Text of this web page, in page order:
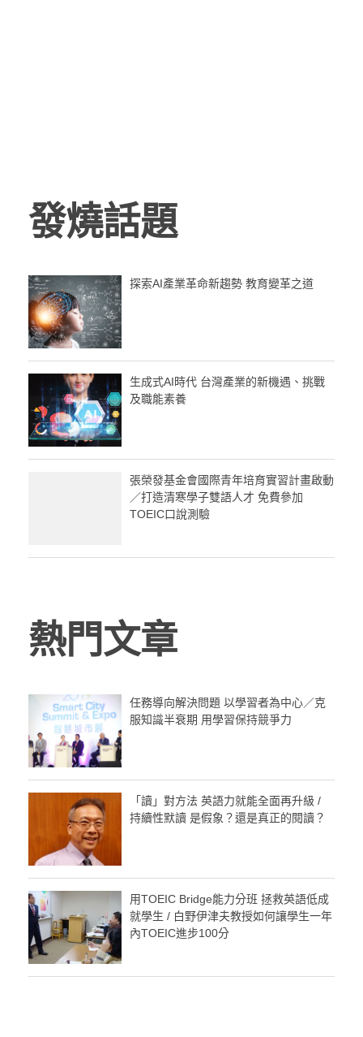
發燒話題
探索AI產業革命新趨勢 教育變革之道
生成式AI時代 台灣產業的新機遇、挑戰
及職能素養
張榮發基金會國際青年培育實習計畫啟動
／打造清寒學子雙語人才 免費參加
TOEIC口說測驗
熱門文章
任務導向解決問題 以學習者為中心／克
服知識半衰期 用學習保持競爭力
「讀」對方法 英語力就能全面再升級 /
持續性默讀 是假象？還是真正的閱讀？
用TOEIC Bridge能力分班 拯救英語低成
就學生 / 白野伊津夫教授如何讓學生一年
內TOEIC進步100分